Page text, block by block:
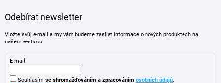
Odebírat newsletter
Vložte svůj e-mail a my vám budeme zasílat informace o nových produktech na
našem e-shopu.
E-mail
Souhlasím se shromažďováním a zpracováním osobních údajů.